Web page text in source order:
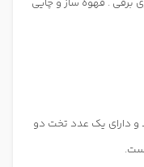
. قهوه ساز و چایی
متر مربع میباشد و دارای یک عدد تخت دو